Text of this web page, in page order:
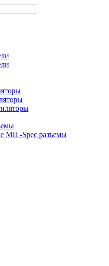
MIL-Spec разъемы